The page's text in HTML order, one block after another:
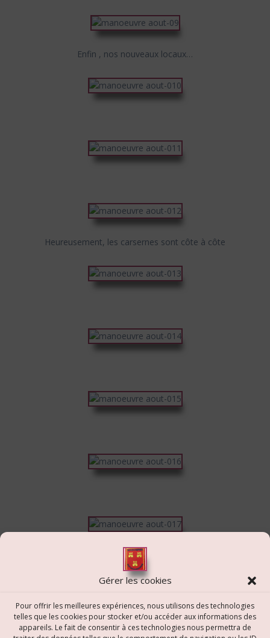
Gérer les cookies
Pour offrir les meilleures expériences, nous utilisons des technologies
telles que les cookies pour stocker et/ou accéder aux informations des
appareils. Le fait de consentir à ces technologies nous permettra de
Enfin , nos nouveaux locaux…
Heureusement, les carsernes sont côte à côte
Un local technique …….